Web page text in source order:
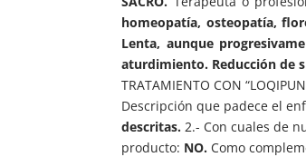
homeopatía, osteopatía,
Lenta, aunque
aturdimiento. Reducción de
TRATAMIENTO CON
Descripción que padece el
descritas. 2.- Con cuales de
producto: NO. Como